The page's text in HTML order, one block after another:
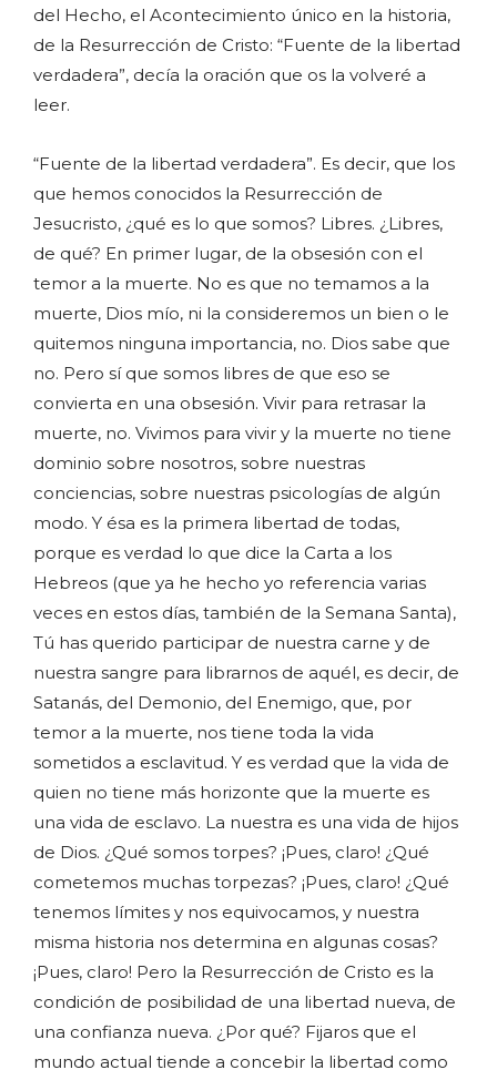
del Hecho, el Acontecimiento único en la historia,
de la Resurrección de Cristo: “Fuente de la libertad
verdadera”, decía la oración que os la volveré a
leer.
“Fuente de la libertad verdadera”. Es decir, que los
que hemos conocidos la Resurrección de
Jesucristo, ¿qué es lo que somos? Libres. ¿Libres,
de qué? En primer lugar, de la obsesión con el
temor a la muerte. No es que no temamos a la
muerte, Dios mío, ni la consideremos un bien o le
quitemos ninguna importancia, no. Dios sabe que
no. Pero sí que somos libres de que eso se
convierta en una obsesión. Vivir para retrasar la
muerte, no. Vivimos para vivir y la muerte no tiene
dominio sobre nosotros, sobre nuestras
conciencias, sobre nuestras psicologías de algún
modo. Y ésa es la primera libertad de todas,
porque es verdad lo que dice la Carta a los
Hebreos (que ya he hecho yo referencia varias
veces en estos días, también de la Semana Santa),
Tú has querido participar de nuestra carne y de
nuestra sangre para librarnos de aquél, es decir, de
Satanás, del Demonio, del Enemigo, que, por
temor a la muerte, nos tiene toda la vida
sometidos a esclavitud. Y es verdad que la vida de
quien no tiene más horizonte que la muerte es
una vida de esclavo. La nuestra es una vida de hijos
de Dios. ¿Qué somos torpes? ¡Pues, claro! ¿Qué
cometemos muchas torpezas? ¡Pues, claro! ¿Qué
tenemos límites y nos equivocamos, y nuestra
misma historia nos determina en algunas cosas?
¡Pues, claro! Pero la Resurrección de Cristo es la
condición de posibilidad de una libertad nueva, de
una confianza nueva. ¿Por qué? Fijaros que el
mundo actual tiende a concebir la libertad como